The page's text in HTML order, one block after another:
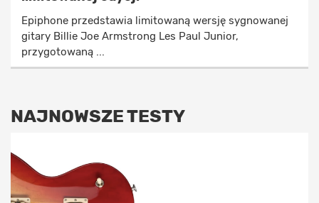
Epiphone przedstawia limitowaną wersję sygnowanej
gitary Billie Joe Armstrong Les Paul Junior,
przygotowaną ...
NAJNOWSZE TESTY